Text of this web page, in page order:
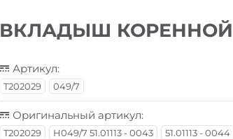
ВКЛАДЫШ КОРЕННОЙ
Артикул:
T202029 049/7
Оригинальный артикул:
T202029 H049/7 51.01113 - 0043 51.01113 - 0044